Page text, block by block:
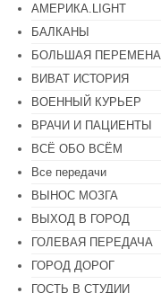
АМЕРИКА.LIGHT
БАЛКАНЫ
БОЛЬШАЯ ПЕРЕМЕНА
ВИВАТ ИСТОРИЯ
ВОЕННЫЙ КУРЬЕР
ВРАЧИ И ПАЦИЕНТЫ
ВСЁ ОБО ВСЁМ
Все передачи
ВЫНОС МОЗГА
ВЫХОД В ГОРОД
ГОЛЕВАЯ ПЕРЕДАЧА
ГОРОД ДОРОГ
ГОСТЬ В СТУДИИ